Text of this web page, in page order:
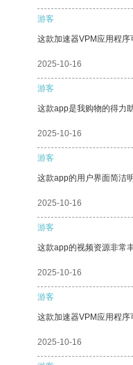
游客
这款加速器VPM应用程序
2025-10-16
游客
这款app是我购物的得力
2025-10-16
游客
这款app的用户界面简洁
2025-10-16
游客
这款app的视频资源非常
2025-10-16
游客
这款加速器VPM应用程序
2025-10-16